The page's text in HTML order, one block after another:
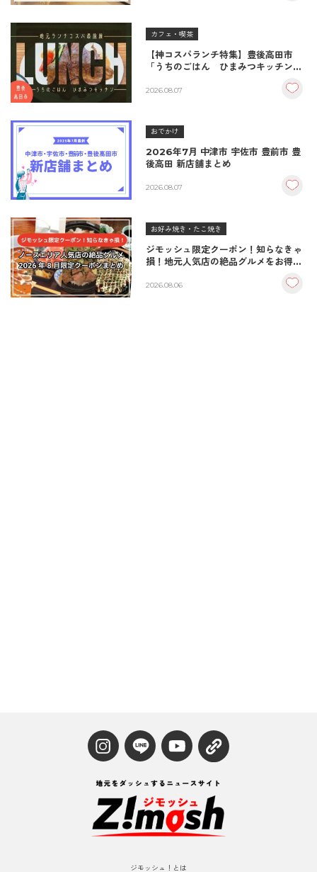
カフェ・喫茶
【神コスパランチ特集】豊後高田市
「うちのごはん ひまみつキッチン」
＆生姜焼き！
2026.08.07
おでかけ
2026年7月 中津市 宇佐市 豊前市 豊
後高田 新店舗まとめ
2026.08.07
お好み焼き・たこ焼き
ジモッシュ限定クーポン！知らなきゃ
損！地元人気店の絶品グルメをお得に
2026.08.06
ジモッシュ！とは